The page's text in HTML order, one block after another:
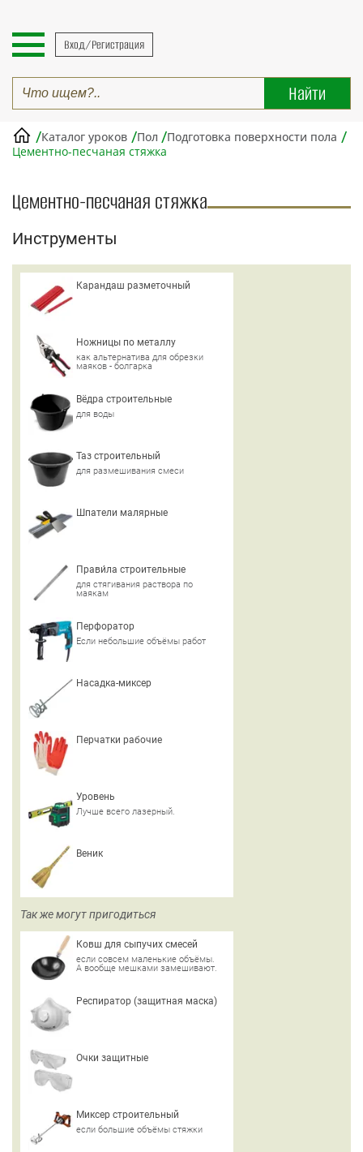
Вход/Регистрация
/Каталог уроков /Пол /Подготовка поверхности пола /
Цементно-песчаная стяжка
Цементно-песчаная стяжка
Инструменты
Карандаш разметочный
Ножницы по металлу
как альтернатива для обрезки
маяков - болгарка
Вёдра строительные
для воды
Таз строительный
для размешивания смеси
Шпатели малярные
Прави́ла строительные
для стягивания раствора по
маякам
Перфоратор
Если небольшие объёмы работ
Насадка-миксер
Перчатки рабочие
Уровень
Лучше всего лазерный.
Веник
Так же могут пригодиться
Ковш для сыпучих смесей
если совсем маленькие объёмы.
А вообще мешками замешивают.
Респиратор (защитная маска)
Очки защитные
Миксер строительный
если большие объёмы стяжки